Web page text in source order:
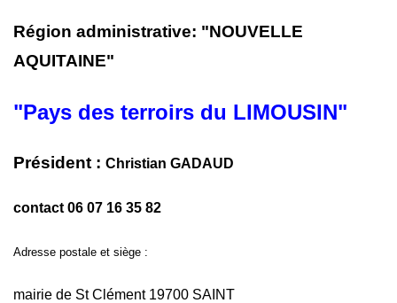
Région administrative: "NOUVELLE
AQUITAINE"
"Pays des terroirs du LIMOUSIN"
Président : Christian GADAUD
contact 06 07 16 35 82
Adresse postale et siège :
mairie de St Clément 19700 SAINT